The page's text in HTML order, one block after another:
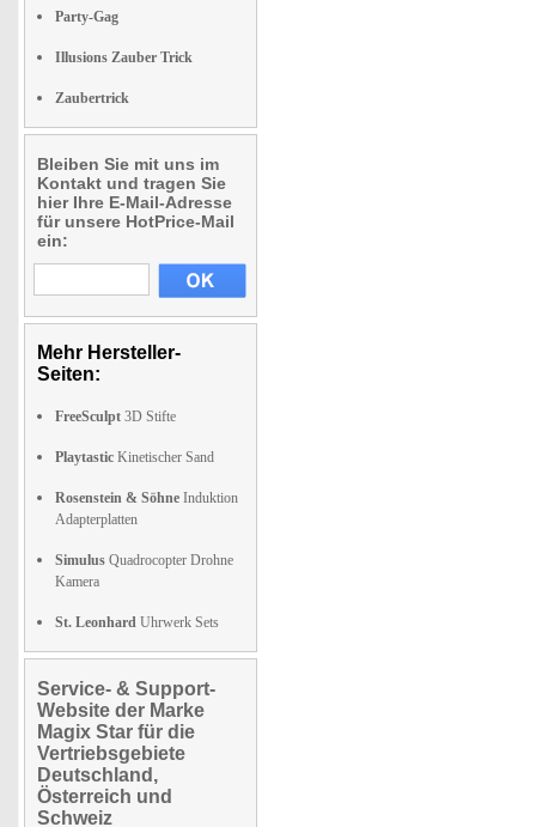
Party-Gag
Illusions Zauber Trick
Zaubertrick
Bleiben Sie mit uns im
Kontakt und tragen Sie
hier Ihre E-Mail-Adresse
für unsere HotPrice-Mail
ein:
Mehr Hersteller-
Seiten:
FreeSculpt 3D Stifte
Playtastic Kinetischer Sand
Rosenstein & Söhne Induktion
Adapterplatten
Simulus Quadrocopter Drohne
Kamera
St. Leonhard Uhrwerk Sets
Service- & Support-
Website der Marke
Magix Star für die
Vertriebsgebiete
Deutschland,
Österreich und
Schweiz